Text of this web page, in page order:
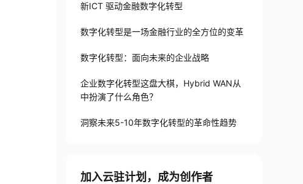
新ICT 驱动金融数字化转型
数字化转型是一场金融行业的全方位的变革
数字化转型：面向未来的企业战略
企业数字化转型这盘大棋，Hybrid WAN从
中扮演了什么角色？
洞察未来5-10年数字化转型的革命性趋势
加入云驻计划，成为创作者